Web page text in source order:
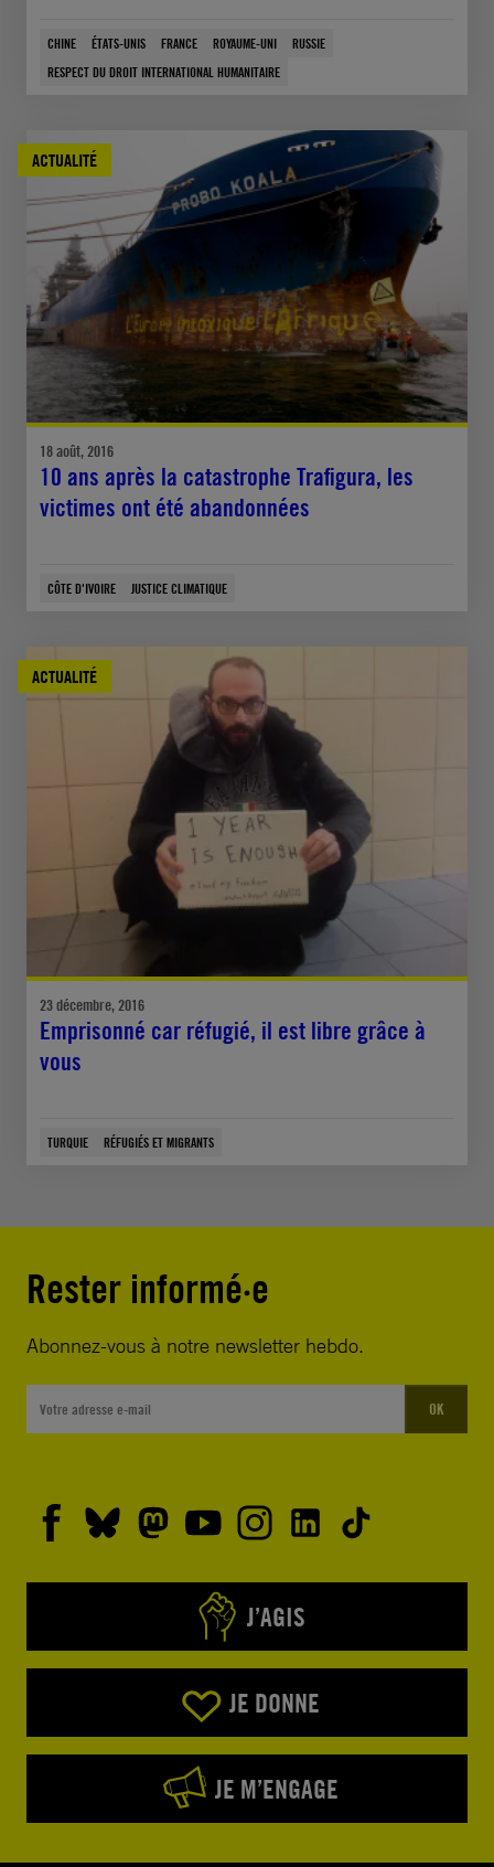
CHINE ÉTATS-UNIS FRANCE ROYAUME-UNI
RUSSIE
RESPECT DU DROIT INTERNATIONAL HUMANITAIRE
ACTUALITÉ
18 août, 2016
10 ans après la catastrophe Trafigura, les
victimes ont été abandonnées
CÔTE D'IVOIRE JUSTICE CLIMATIQUE
ACTUALITÉ
23 décembre, 2016
Emprisonné car réfugié, il est libre grâce à
vous
TURQUIE RÉFUGIÉS ET MIGRANTS
Rester informé·e
Abonnez-vous à notre newsletter hebdo.
OK
J’AGIS
JE DONNE
JE M’ENGAGE